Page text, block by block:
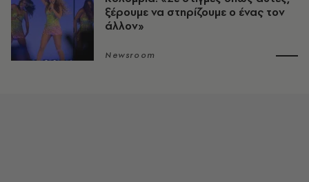
ξέρουμε να στηρίζουμε ο ένας τον
άλλον»
Newsroom